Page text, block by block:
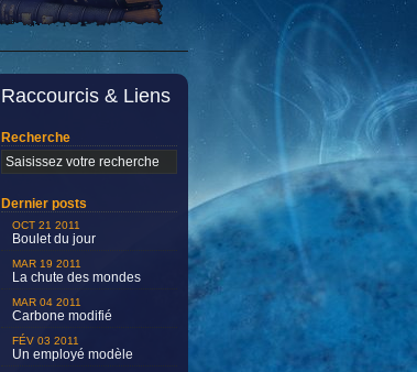
Raccourcis & Liens
Recherche
Dernier posts
OCT 21 2011
Boulet du jour
MAR 19 2011
La chute des mondes
MAR 04 2011
Carbone modifié
FÉV 03 2011
Un employé modèle